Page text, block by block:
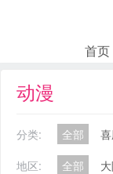
首页
动漫
分类: 全部
地区:
全部